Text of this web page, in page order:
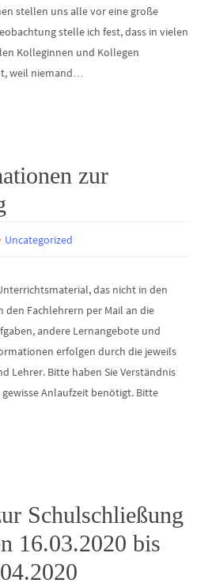
stellen uns alle vor eine große
stelle ich fest, dass in vielen
Kolleginnen und Kollegen
weil niemand…
zur
Uncategorized
das nicht in den
Fachlehrern per Mail an die
andere Lernangebote und
erfolgen durch die jeweils
Lehrer. Bitte haben Sie Verständnis
Anlaufzeit benötigt. Bitte
Schulschließung
16.03.2020 bis